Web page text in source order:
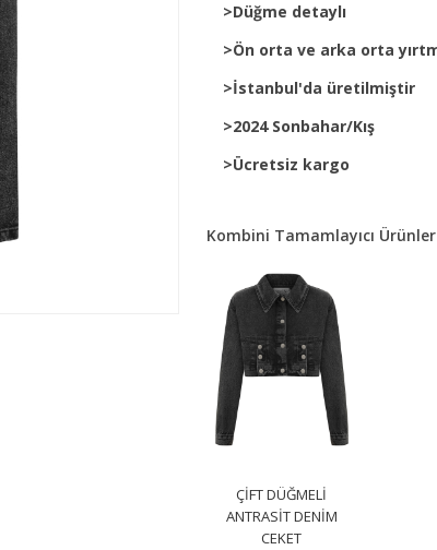
>Düğme detaylı
>Ön orta ve arka orta
>İstanbul'da üretilmiştir
>2024 Sonbahar/Kış
>Ücretsiz kargo
Kombini Tamamlayıcı Ürünler
ÇIFT DÜĞMELI
ANTRASIT DENIM
CEKET